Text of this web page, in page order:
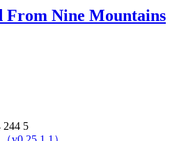
From Nine Mountains
244 5